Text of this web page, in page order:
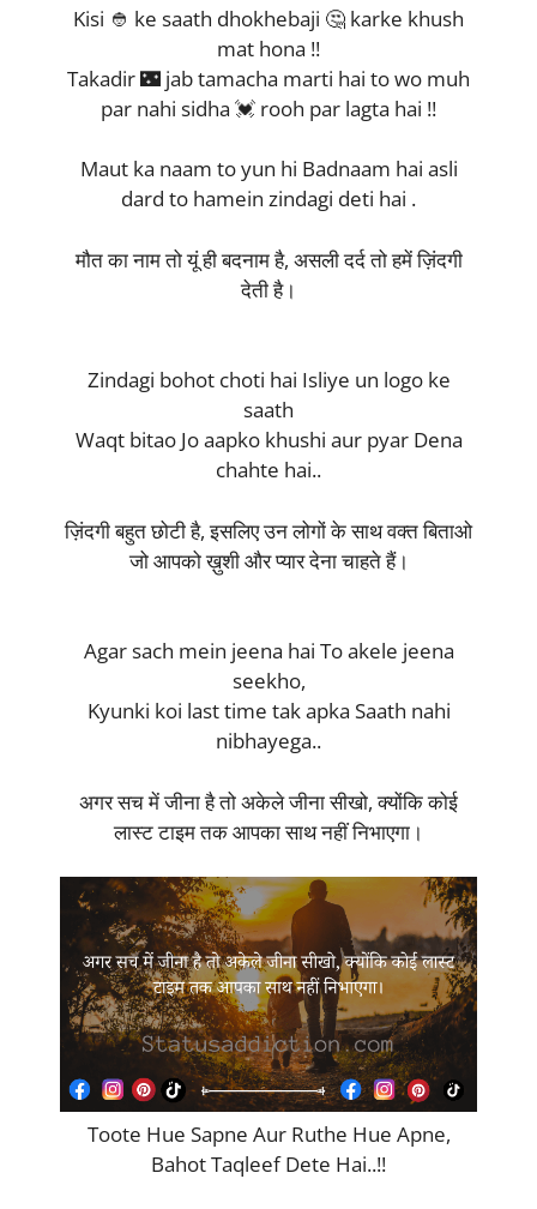
Kisi 👲 ke saath dhokhebaji 🤔 karke khush
mat hona !!
Takadir 🌃 jab tamacha marti hai to wo muh
par nahi sidha 💓 rooh par lagta hai !!
Maut ka naam to yun hi Badnaam hai asli
dard to hamein zindagi deti hai .
मौत का नाम तो यूं ही बदनाम है, असली दर्द तो हमें ज़िंदगी
देती है।
Zindagi bohot choti hai Isliye un logo ke
saath
Waqt bitao Jo aapko khushi aur pyar Dena
chahte hai..
ज़िंदगी बहुत छोटी है, इसलिए उन लोगों के साथ वक्त बिताओ
जो आपको ख़ुशी और प्यार देना चाहते हैं।
Agar sach mein jeena hai To akele jeena
seekho,
Kyunki koi last time tak apka Saath nahi
nibhayega..
अगर सच में जीना है तो अकेले जीना सीखो, क्योंकि कोई
लास्ट टाइम तक आपका साथ नहीं निभाएगा।
Toote Hue Sapne Aur Ruthe Hue Apne,
Bahot Taqleef Dete Hai..!!